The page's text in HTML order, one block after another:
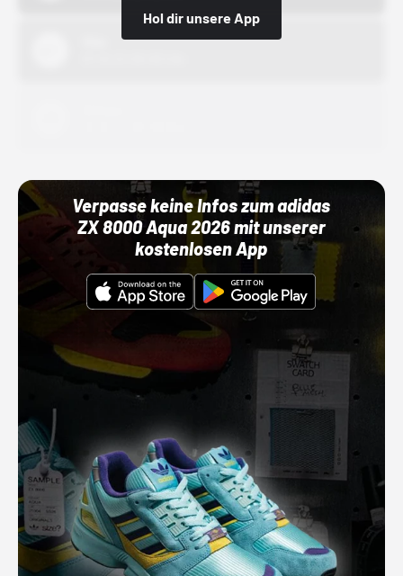
Hol dir unsere App
Verpasse keine Infos zum adidas
ZX 8000 Aqua 2026 mit unserer
kostenlosen App